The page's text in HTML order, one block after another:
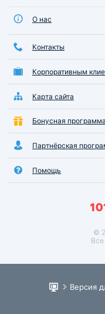
О нас
Контакты
Корпоративным
Карта сайта
Бонусная
Партнёрская
Помощь
©
Версия